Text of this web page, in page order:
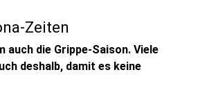
Zeiten
die Grippe-Saison. Viele
deshalb, damit es keine